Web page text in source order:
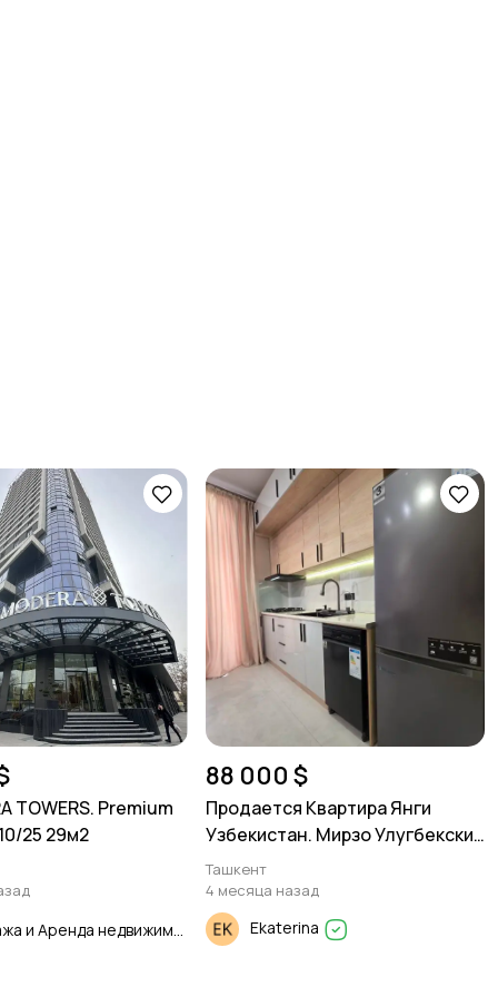
TOWERS. Premium
25 29м2
88 000 $
Продается Квартира Янги
Узбекистан. Мирзо Улугбекский
р-он. 2в3/3/5 55м²
Ташкент
4 месяца назад
Ekaterina